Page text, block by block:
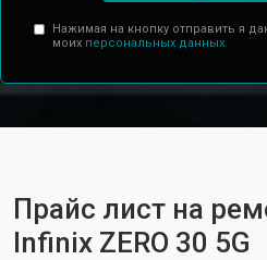
Нажимая на кнопку отправить я
моих персональных данных.
Прайс лист на
Infinix ZERO 30 5G